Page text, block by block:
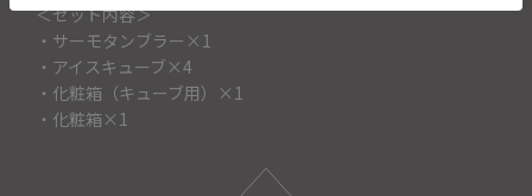
＜セット内容＞
・サーモタンブラー×1
・アイスキューブ×4
・化粧箱（キューブ用）×1
・化粧箱×1